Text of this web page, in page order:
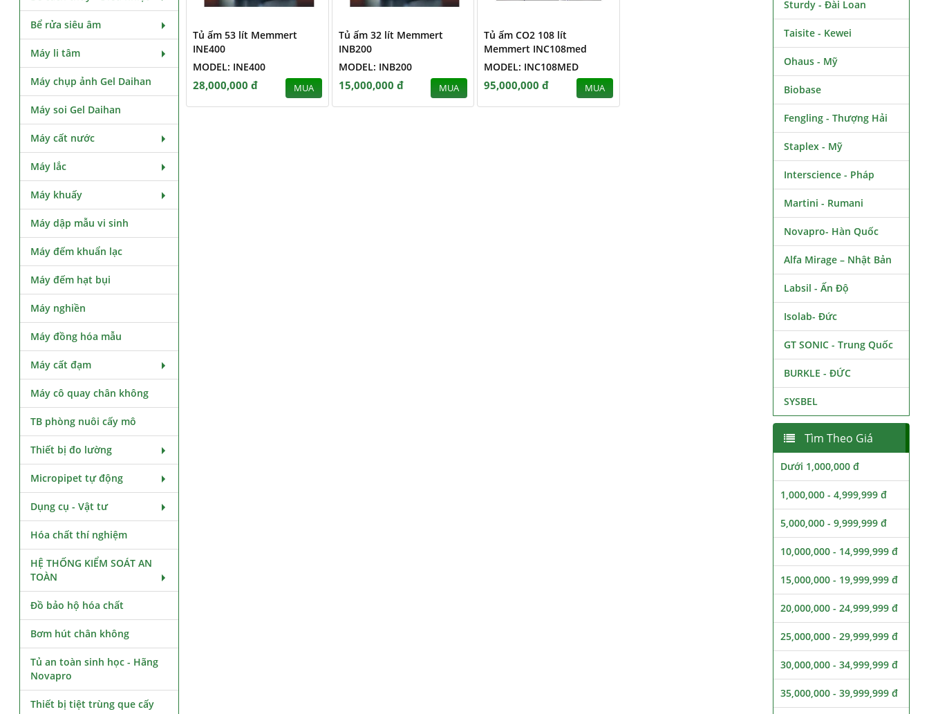
Tủ ấm 53 lít Memmert
INE400
MODEL: INE400
28,000,000 đ MUA
Tủ ấm 32 lít Memmert
INB200
MODEL: INB200
15,000,000 đ MUA
Tủ ấm CO2 108 lít
Memmert INC108med
MODEL: INC108MED
95,000,000 đ MUA
Bể rửa siêu âm
Máy li tâm
Máy chụp ảnh Gel Daihan
Máy soi Gel Daihan
Máy cất nước
Máy lắc
Máy khuấy
Máy dập mẫu vi sinh
Máy đếm khuẩn lạc
Máy đếm hạt bụi
Máy nghiền
Máy đồng hóa mẫu
Máy cất đạm
Máy cô quay chân không
TB phòng nuôi cấy mô
Thiết bị đo lường
Micropipet tự động
Dụng cụ - Vật tư
Hóa chất thí nghiệm
HỆ THỐNG KIỂM SOÁT AN
TOÀN
Đồ bảo hộ hóa chất
Bơm hút chân không
Tủ an toàn sinh học - Hãng
Novapro
Thiết bị tiệt trùng que cấy
Sturdy - Đài Loan
Taisite - Kewei
Ohaus - Mỹ
Biobase
Fengling - Thượng Hải
Staplex - Mỹ
Interscience - Pháp
Martini - Rumani
Novapro- Hàn Quốc
Alfa Mirage – Nhật Bản
Labsil - Ấn Độ
Isolab- Đức
GT SONIC - Trung Quốc
BURKLE - ĐỨC
SYSBEL
Tìm Theo Giá
Dưới 1,000,000 đ
1,000,000 - 4,999,999 đ
5,000,000 - 9,999,999 đ
10,000,000 - 14,999,999 đ
15,000,000 - 19,999,999 đ
20,000,000 - 24,999,999 đ
25,000,000 - 29,999,999 đ
30,000,000 - 34,999,999 đ
35,000,000 - 39,999,999 đ